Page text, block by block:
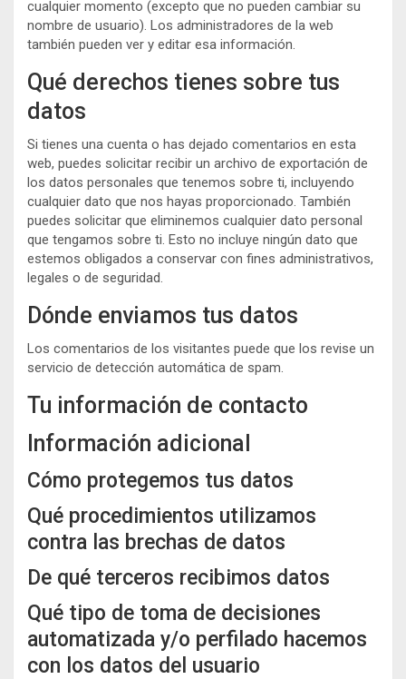
cualquier momento (excepto que no pueden cambiar su
nombre de usuario). Los administradores de la web
también pueden ver y editar esa información.
Qué derechos tienes sobre tus
datos
Si tienes una cuenta o has dejado comentarios en esta
web, puedes solicitar recibir un archivo de exportación de
los datos personales que tenemos sobre ti, incluyendo
cualquier dato que nos hayas proporcionado. También
puedes solicitar que eliminemos cualquier dato personal
que tengamos sobre ti. Esto no incluye ningún dato que
estemos obligados a conservar con fines administrativos,
legales o de seguridad.
Dónde enviamos tus datos
Los comentarios de los visitantes puede que los revise un
servicio de detección automática de spam.
Tu información de contacto
Información adicional
Cómo protegemos tus datos
Qué procedimientos utilizamos
contra las brechas de datos
De qué terceros recibimos datos
Qué tipo de toma de decisiones
automatizada y/o perfilado hacemos
con los datos del usuario